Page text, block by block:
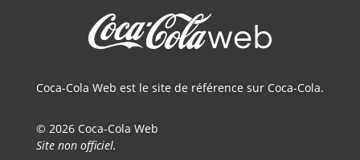
Coca-Cola Web est le site de référence sur Coca-Cola.
© 2026 Coca-Cola Web
Site non officiel.